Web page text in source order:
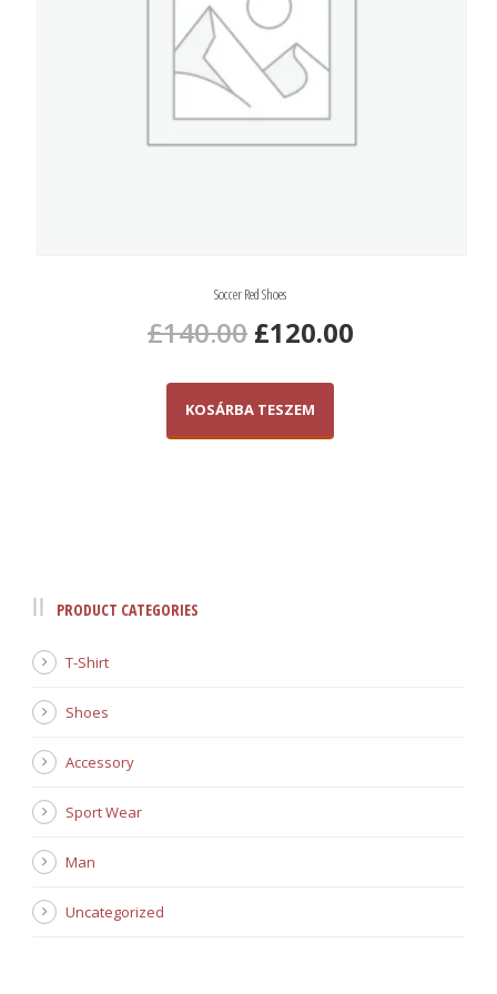
Soccer Red Shoes
£140.00 Original
price
was:
£120.00Current
KOSÁRBA TESZEM
PRODUCT CATEGORIES
T-Shirt
Shoes
Accessory
Sport Wear
Man
Uncategorized